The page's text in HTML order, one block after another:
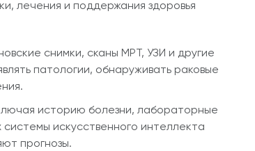
лечения и поддержания здоровья
снимки, сканы МРТ, УЗИ и другие
патологии, обнаруживать раковые
историю болезни, лабораторные
искусственного интеллекта
прогнозы.